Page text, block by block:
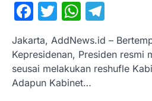
Facebook
Twitter
Jakarta, AddNews.id –
Kepresidenan, Presiden resmi
seusai melakukan reshufle
Adapun Kabinet…